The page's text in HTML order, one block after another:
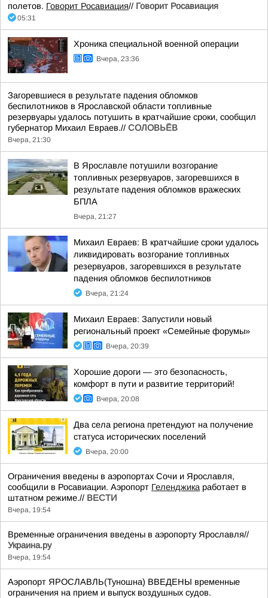
полетов. Говорит Росавиация// Говорит Росавиация
05:31
Хроника специальной военной операции
Вчера, 23:36
Загоревшиеся в результате падения обломков
беспилотников в Ярославской области топливные
резервуары удалось потушить в кратчайшие сроки, сообщил
губернатор Михаил Евраев.// СОЛОВЬЁВ
Вчера, 21:30
В Ярославле потушили возгорание
топливных резервуаров, загоревшихся в
результате падения обломков вражеских
БПЛА
Вчера, 21:27
Михаил Евраев: В кратчайшие сроки удалось
ликвидировать возгорание топливных
резервуаров, загоревшихся в результате
падения обломков беспилотников
Вчера, 21:24
Михаил Евраев: Запустили новый
региональный проект «Семейные форумы»
Вчера, 20:39
Хорошие дороги — это безопасность,
комфорт в пути и развитие территорий!
Вчера, 20:08
Два села региона претендуют на получение
статуса исторических поселений
Вчера, 20:00
Ограничения введены в аэропортах Сочи и Ярославля,
сообщили в Росавиации. Аэропорт Геленджика работает в
штатном режиме.// ВЕСТИ
Вчера, 19:54
Временные ограничения введены в аэропорту Ярославля//
Украина.ру
Вчера, 19:54
Аэропорт ЯРОСЛАВЛЬ(Туношна) ВВЕДЕНЫ временные
ограничения на прием и выпуск воздушных судов.